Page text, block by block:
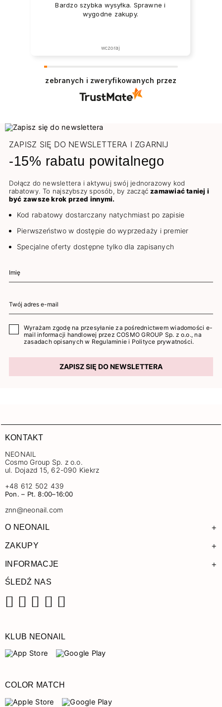
Bardzo szybka wysyłka. Sprawne i
wygodne zakupy.
wczoraj
zebranych i zweryfikowanych przez
ZAPISZ SIĘ DO NEWSLETTERA I ZGARNIJ
-15% rabatu powitalnego
Dołącz do newslettera i aktywuj swój jednorazowy kod
rabatowy. To najszybszy sposób, by zacząćzamawiać taniej i
być zawsze krok przed innymi.
Kod rabatowy dostarczany natychmiast po zapisie
Pierwszeństwo w dostępie do wyprzedaży i premier
Specjalne oferty dostępne tylko dla zapisanych
Wyrażam zgodę na przesyłanie za pośrednictwem wiadomości e-
mail informacji handlowej przez COSMO GROUP Sp. z o.o., na
zasadach opisanych w Regulaminie i Polityce prywatności.
ZAPISZ SIĘ DO NEWSLETTERA
KONTAKT
NEONAIL
Cosmo Group Sp. z o.o.
ul. Dojazd 15, 62-090 Kiekrz
+48 612 502 439
Pon. – Pt. 8:00–16:00
znn@neonail.com
O NEONAIL +
ZAKUPY +
INFORMACJE +
ŚLEDŹ NAS
KLUB NEONAIL
COLOR MATCH